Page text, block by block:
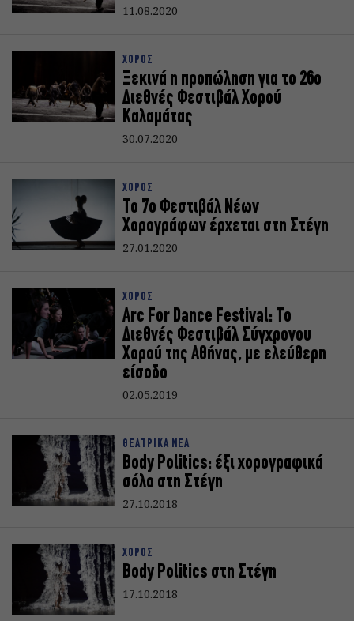
11.08.2020
ΧΟΡΟΣ
Ξεκινά η προπώληση για το 26ο
Διεθνές Φεστιβάλ Χορού
Καλαμάτας
30.07.2020
ΧΟΡΟΣ
Το 7ο Φεστιβάλ Νέων
Χορογράφων έρχεται στη Στέγη
27.01.2020
ΧΟΡΟΣ
Arc For Dance Festival: Το
Διεθνές Φεστιβάλ Σύγχρονου
Χορού της Αθήνας, με ελεύθερη
είσοδο
02.05.2019
ΘΕΑΤΡΙΚΑ ΝΕΑ
Body Politics: έξι χορογραφικά
σόλο στη Στέγη
27.10.2018
ΧΟΡΟΣ
Body Politics στη Στέγη
17.10.2018